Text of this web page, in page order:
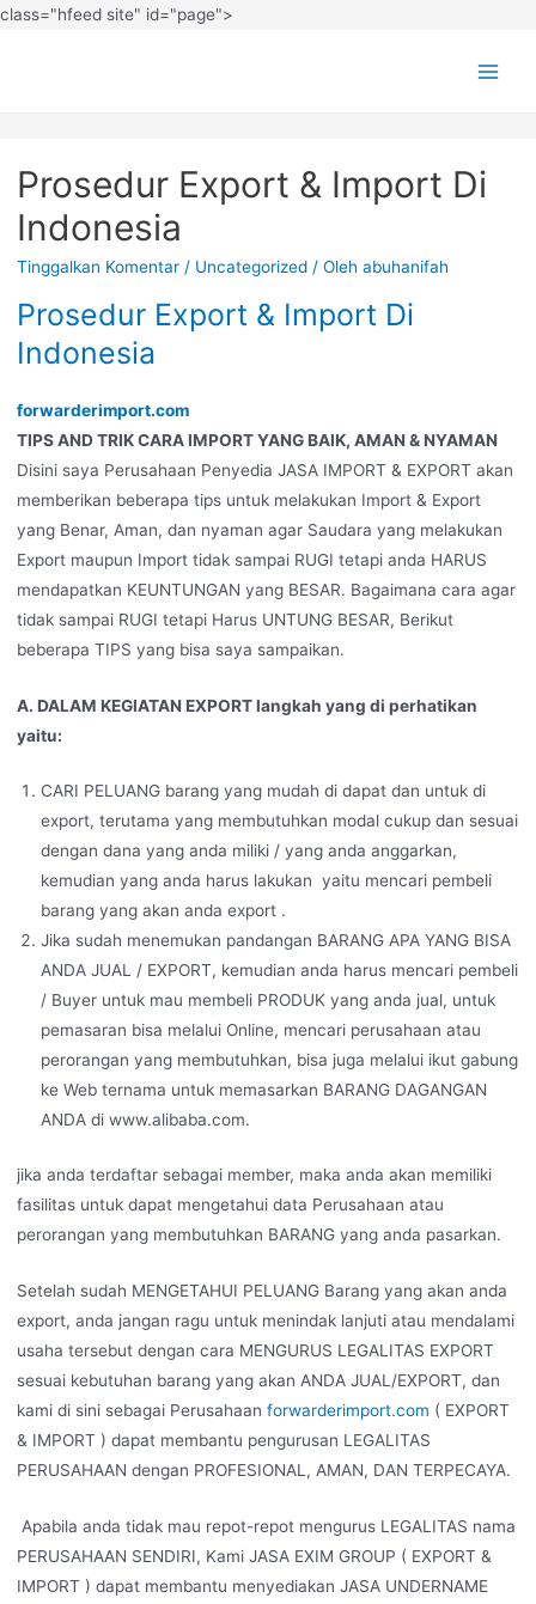
class="hfeed site" id="page">
Prosedur Export & Import Di
Indonesia
Tinggalkan Komentar / Uncategorized/ Oleh abuhanifah
Prosedur Export & Import Di
Indonesia
forwarderimport.com
TIPS AND TRIK CARA IMPORT YANG BAIK, AMAN & NYAMAN
Disini saya Perusahaan Penyedia JASA IMPORT & EXPORT akan
memberikan beberapa tips untuk melakukan Import & Export
yang Benar, Aman, dan nyaman agar Saudara yang melakukan
Export maupun Import tidak sampai RUGI tetapi anda HARUS
mendapatkan KEUNTUNGAN yang BESAR. Bagaimana cara agar
tidak sampai RUGI tetapi Harus UNTUNG BESAR, Berikut
beberapa TIPS yang bisa saya sampaikan.
A. DALAM KEGIATAN EXPORT langkah yang di perhatikan
yaitu:
CARI PELUANG barang yang mudah di dapat dan untuk di
export, terutama yang membutuhkan modal cukup dan sesuai
dengan dana yang anda miliki / yang anda anggarkan,
kemudian yang anda harus lakukan yaitu mencari pembeli
barang yang akan anda export .
Jika sudah menemukan pandangan BARANG APA YANG BISA
ANDA JUAL / EXPORT, kemudian anda harus mencari pembeli
/ Buyer untuk mau membeli PRODUK yang anda jual, untuk
pemasaran bisa melalui Online, mencari perusahaan atau
perorangan yang membutuhkan, bisa juga melalui ikut gabung
ke Web ternama untuk memasarkan BARANG DAGANGAN
ANDA di www.alibaba.com.
jika anda terdaftar sebagai member, maka anda akan memiliki
fasilitas untuk dapat mengetahui data Perusahaan atau
perorangan yang membutuhkan BARANG yang anda pasarkan.
Setelah sudah MENGETAHUI PELUANG Barang yang akan anda
export, anda jangan ragu untuk menindak lanjuti atau mendalami
usaha tersebut dengan cara MENGURUS LEGALITAS EXPORT
sesuai kebutuhan barang yang akan ANDA JUAL/EXPORT, dan
kami di sini sebagai Perusahaan forwarderimport.com ( EXPORT
& IMPORT ) dapat membantu pengurusan LEGALITAS
PERUSAHAAN dengan PROFESIONAL, AMAN, DAN TERPECAYA.
Apabila anda tidak mau repot-repot mengurus LEGALITAS nama
PERUSAHAAN SENDIRI, Kami JASA EXIM GROUP ( EXPORT &
IMPORT ) dapat membantu menyediakan JASA UNDERNAME